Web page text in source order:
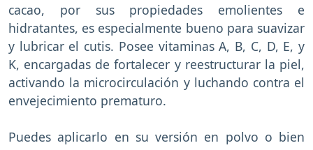
cacao, por sus propiedades emolientes e
hidratantes, es especialmente bueno para suavizar
y lubricar el cutis. Posee vitaminas A, B, C, D, E, y
K, encargadas de fortalecer y reestructurar la piel,
activando la microcirculación y luchando contra el
envejecimiento prematuro.
Puedes aplicarlo en su versión en polvo o bien